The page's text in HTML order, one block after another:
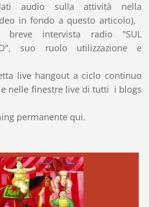
audio sulla attività nella
in fondo a questo articolo),
intervista radio "SUL
suo ruolo utilizzazione e
live hangout a ciclo continuo
nelle finestre live di tutti i blogs
permanente qui.